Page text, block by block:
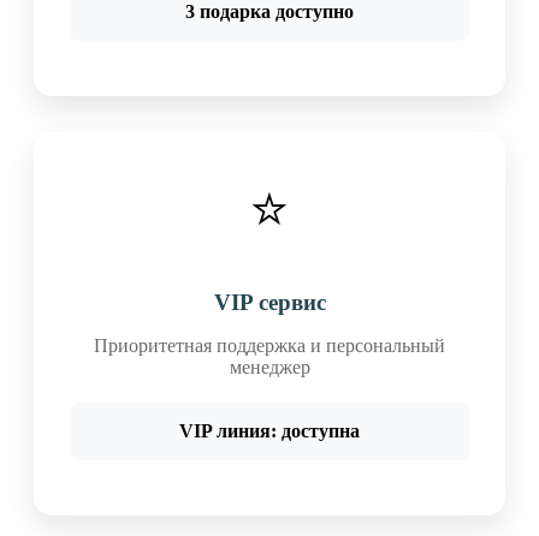
3 подарка доступно
⭐
VIP сервис
Приоритетная поддержка и персональный
менеджер
VIP линия: доступна